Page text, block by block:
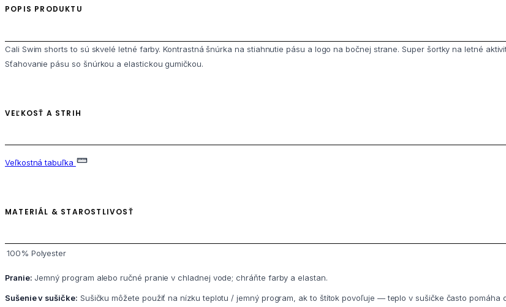
POPIS PRODUKTU
Cali Swim shorts to sú skvelé letné farby. Kontrastná šnúrka na stiahnutie pásu a logo na bočnej strane. Super šortky na letné
Sťahovanie pásu so šnúrkou a elastickou gumičkou.
VEĽKOSŤ A STRIH
Veľkostná tabuľka
MATERIÁL & STAROSTLIVOSŤ
100% Polyester
Pranie: Jemný program alebo ručné pranie v chladnej vode; chráňte farby a elastan.
Sušenie v sušičke: Sušičku môžete použiť na nízku teplotu / jemný program, ak to štítok povoľuje — teplo v sušičke často pomáha